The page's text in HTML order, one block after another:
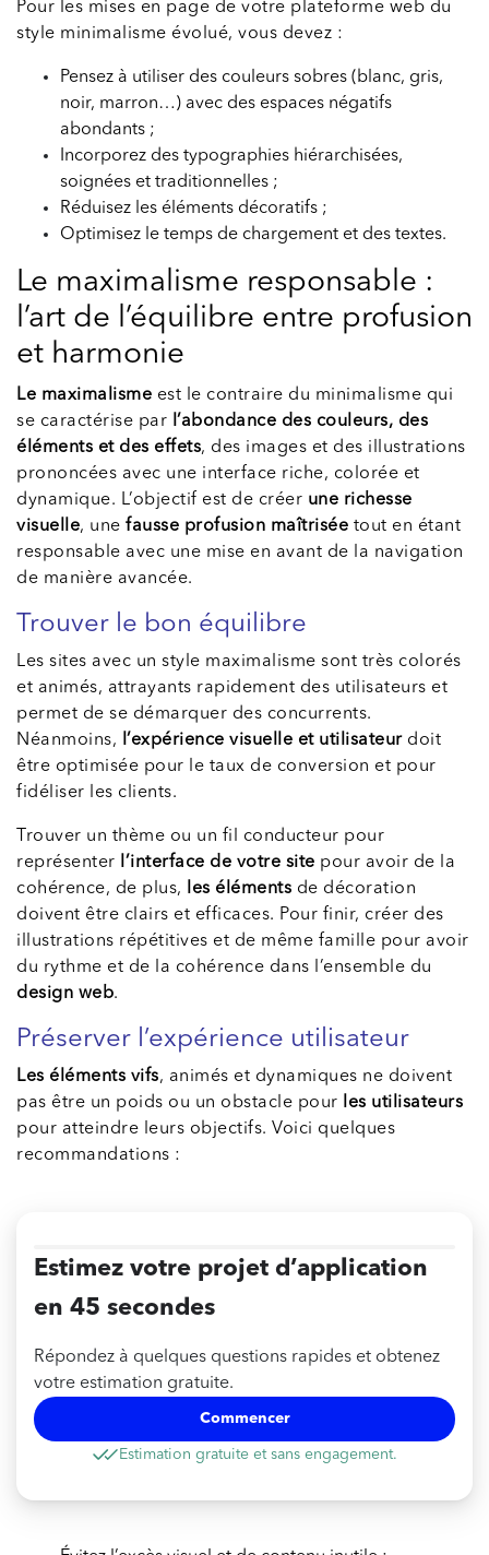
Pour les mises en page de votre plateforme web du
style minimalisme évolué, vous devez :
Pensez à utiliser des couleurs sobres (blanc, gris,
noir, marron…) avec des espaces négatifs
abondants ;
Incorporez des typographies hiérarchisées,
soignées et traditionnelles ;
Réduisez les éléments décoratifs ;
Optimisez le temps de chargement et des textes.
Le maximalisme responsable :
l’art de l’équilibre entre profusion
et harmonie
Le maximalisme est le contraire du minimalisme qui
se caractérise par l’abondance des couleurs, des
éléments et des effets, des images et des illustrations
prononcées avec une interface riche, colorée et
dynamique. L’objectif est de créer une richesse
visuelle, une fausse profusion maîtrisée tout en étant
responsable avec une mise en avant de la navigation
de manière avancée.
Trouver le bon équilibre
Les sites avec un style maximalisme sont très colorés
et animés, attrayants rapidement des utilisateurs et
permet de se démarquer des concurrents.
Néanmoins, l’expérience visuelle et utilisateurdoit
être optimisée pour le taux de conversion et pour
fidéliser les clients.
Trouver un thème ou un fil conducteur pour
représenter l’interface de votre site pour avoir de la
cohérence, de plus, les éléments de décoration
doivent être clairs et efficaces. Pour finir, créer des
illustrations répétitives et de même famille pour avoir
du rythme et de la cohérence dans l’ensemble du
design web.
Préserver l’expérience utilisateur
Les éléments vifs, animés et dynamiques ne doivent
pas être un poids ou un obstacle pour les utilisateurs
pour atteindre leurs objectifs. Voici quelques
recommandations :
Estimez votre projet d’application
en 45 secondes
Répondez à quelques questions rapides et obtenez
votre estimation gratuite.
Commencer
Estimation gratuite et sans engagement.